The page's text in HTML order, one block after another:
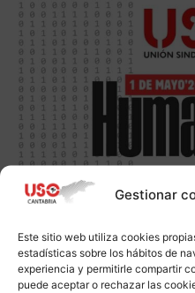
Gestionar
Este sitio web utiliza cookies
estadísticas sobre los hábitos de
experiencia y permitirle compartir
puede aceptar o rechazar las